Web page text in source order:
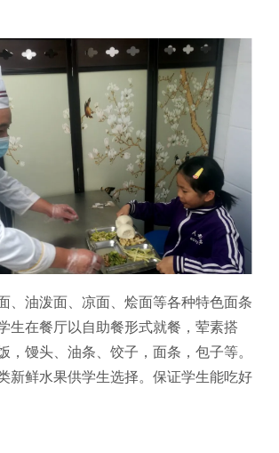
油泼面、凉面、烩面等各种特色面条
生在餐厅以自助餐形式就餐，荤素搭
，馒头、油条、饺子，面条，包子等。
新鲜水果供学生选择。保证学生能吃好